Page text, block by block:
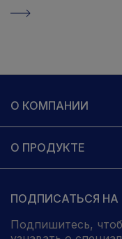
О КОМПАНИИ
О ПРОДУКТЕ
ПОДПИСАТЬСЯ НА
Подпишитесь,